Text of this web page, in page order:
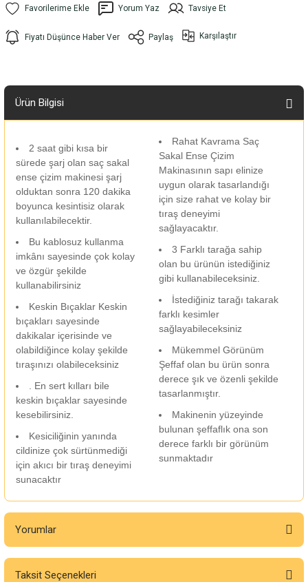
Yorum Yaz Tavsiye Et
Fiyatı Düşünce Haber Ver Paylaş Karşılaştır
Ürün Bilgisi
2 saat gibi kısa bir
sürede şarj olan saç sakal
ense çizim makinesi şarj
olduktan sonra 120 dakika
boyunca kesintisiz olarak
kullanılabilecektir.
Bu kablosuz kullanma
imkânı sayesinde çok kolay
ve özgür şekilde
kullanabilirsiniz
Keskin Bıçaklar Keskin
bıçakları sayesinde
dakikalar içerisinde ve
olabildiğince kolay şekilde
tıraşınızı olabileceksiniz
. En sert kılları bile
keskin bıçaklar sayesinde
kesebilirsiniz.
Kesiciliğinin yanında
cildinize çok sürtünmediği
için akıcı bir tıraş deneyimi
sunacaktır
Rahat Kavrama Saç
Sakal Ense Çizim
Makinasının sapı elinize
uygun olarak tasarlandığı
için size rahat ve kolay bir
tıraş deneyimi
sağlayacaktır.
3 Farklı tarağa sahip
olan bu ürünün istediğiniz
gibi kullanabileceksiniz.
İstediğiniz tarağı takarak
farklı kesimler
sağlayabileceksiniz
Mükemmel Görünüm
Şeffaf olan bu ürün sonra
derece şık ve özenli şekilde
tasarlanmıştır.
Makinenin yüzeyinde
bulunan şeffaflık ona son
derece farklı bir görünüm
sunmaktadır
Yorumlar
Taksit Seçenekleri